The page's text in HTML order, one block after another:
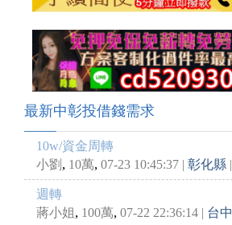
最新中彰投借錢需求
10w/資金周轉
小劉 , 10萬, 07-23 10:45:37 | 彰化縣 |
週轉
蔣小姐, 100萬, 07-22 22:36:14 | 台中